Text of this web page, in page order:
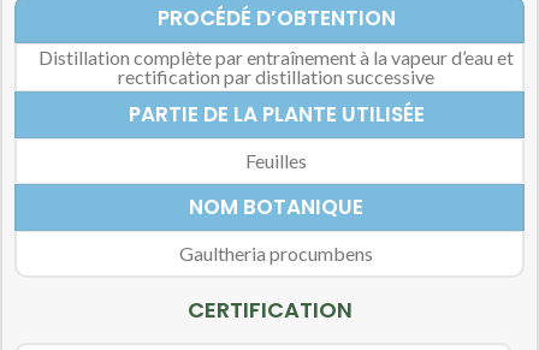
PROCÉDÉ D’OBTENTION
Distillation complète par entraînement à la vapeur d’eau et
rectification par distillation successive
PARTIE DE LA PLANTE UTILISÉE
Feuilles
NOM BOTANIQUE
Gaultheria procumbens
CERTIFICATION